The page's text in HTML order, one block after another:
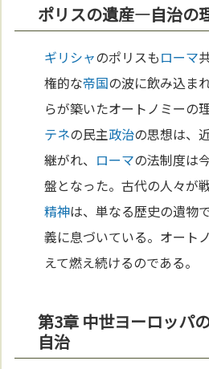
ポリスの遺産—自治の
ギリシャのポリスもローマ
権的な帝国の波に飲み込ま
らが築いたオートノミーの
テネの民主政治の思想は、
継がれ、 ローマの法制度は
盤となった。古代の人々が
精神は、単なる歴史の遺物
義に息づいている。オート
えて燃え続けるのである。
第3章 中世ヨーロッパ
自治